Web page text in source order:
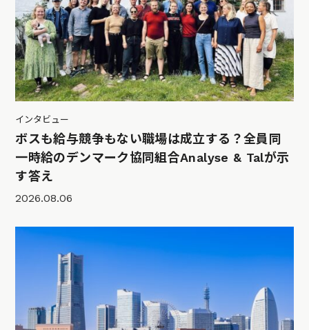
インタビュー
ボスも給与競争もない職場は成立する？全員同
一時給のデンマーク協同組合Analyse & Talが示
す答え
2026.08.06